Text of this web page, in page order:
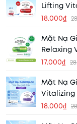
Lifting
18.000₫
Mặt Nạ
Relaxing
17.000₫
Mặt Nạ
Vitalizing
18.000₫